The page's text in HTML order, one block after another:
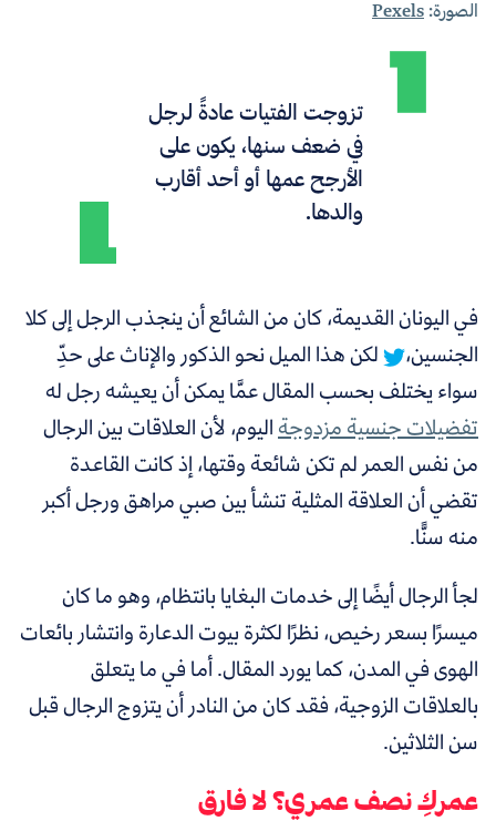
الصورة:Pexels
تزوجت الفتيات عادةً لرجل
في ضعف سنها، يكون على
الأرجح عمها أو أحد أقارب
والدها.
في اليونان القديمة، كان من الشائع أن ينجذب الرجل إلى كلا
الجنسين،
لكن هذا الميل نحو الذكور والإناث على حدِّ
سواء يختلف بحسب المقال عمَّا يمكن أن يعيشه رجل له
تفضيلات جنسية مزدوجةاليوم، لأن العلاقات بين الرجال
من نفس العمر لم تكن شائعة وقتها، إذ كانت القاعدة
تقضي أن العلاقة المثلية تنشأ بين صبي مراهق ورجل أكبر
منه سنًّا.
لجأ الرجال أيضًا إلى خدمات البغايا بانتظام، وهو ما كان
ميسرًا بسعر رخيص، نظرًا لكثرة بيوت الدعارة وانتشار بائعات
الهوى في المدن، كما يورد المقال. أما في ما يتعلق
بالعلاقات الزوجية، فقد كان من النادر أن يتزوج الرجال قبل
سن الثلاثين.
عمركِ نصف عمري؟ لا فارق